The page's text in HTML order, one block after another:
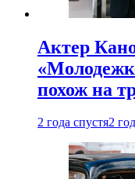
Актер
похож на
2 года спустя2